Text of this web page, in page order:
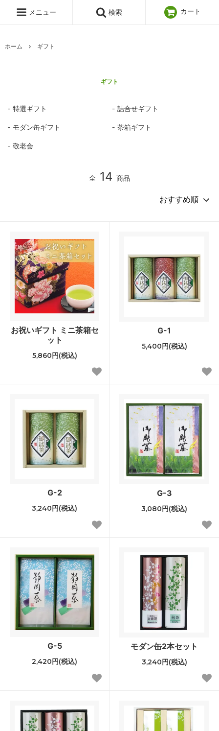
メニュー 検索 カート
ホーム ギフト
ギフト
特選ギフト 詰合せギフト
モダン缶ギフト 茶箱ギフト
敬老会
全 14 商品
お祝いギフト ミニ茶箱セ
ット
5,860円(税込)
G-1
5,400円(税込)
G-2
3,240円(税込)
G-3
3,080円(税込)
G-5
2,420円(税込)
モダン缶2本セット
3,240円(税込)